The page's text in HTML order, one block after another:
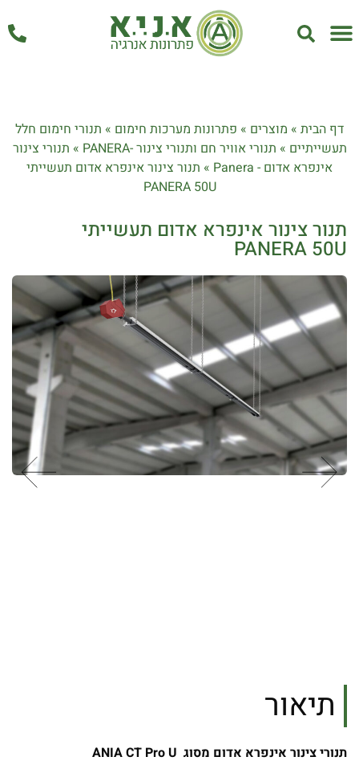
דף הבית » מוצרים » פתרונות מערכות חימום » תנורי חימום חלל
תעשייתיים » תנורי אוויר חם ותנורי צינור -PANERA » תנורי צינור
אינפרא אדום - Panera
» תנור צינור אינפרא אדום תעשייתי
PANERA 50U
תנור צינור אינפרא אדום תעשייתי
PANERA 50U
תיאור
תנורי צינור אינפרא אדום מסוג ANIA CT Pro U